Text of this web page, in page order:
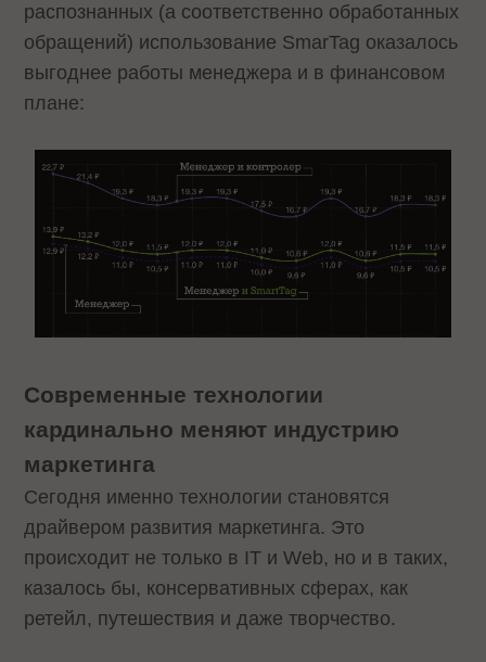
распознанных (а соответственно обработанных
обращений) использование SmarTag оказалось
выгоднее работы менеджера и в финансовом
плане:
Современные технологии
кардинально меняют индустрию
маркетинга
Сегодня именно технологии становятся
драйвером развития маркетинга. Это
происходит не только в IT и Web, но и в таких,
казалось бы, консервативных сферах, как
ретейл, путешествия и даже творчество.